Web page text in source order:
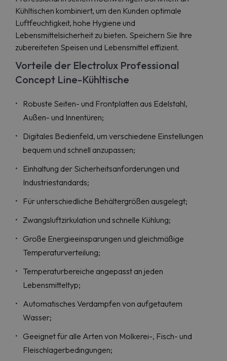
Kühltischen kombiniert, um den Kunden optimale
Luftfeuchtigkeit, hohe Hygiene und
Lebensmittelsicherheit zu bieten. Speichern Sie Ihre
zubereiteten Speisen und Lebensmittel effizient.
Vorteile der Electrolux Professional
Concept Line-Kühltische
Robuste Seiten- und Frontplatten aus Edelstahl,
Außen- und Innentüren;
Digitales Bedienfeld, um verschiedene Einstellungen
bequem und schnell anzupassen;
Einhaltung der Sicherheitsanforderungen und
Industriestandards;
Für unterschiedliche Behältergrößen ausgelegt;
Zwangsluftzirkulation und schnelle Kühlung;
Große Energieeinsparungen und gleichmäßige
Temperaturverteilung;
Temperaturbereiche angepasst an jeden
Lebensmitteltyp;
Automatisches Verdampfen von aufgetautem
Wasser;
Geeignet für alle Arten von Molkerei-, Fisch- und
Fleischlagerbedingungen;